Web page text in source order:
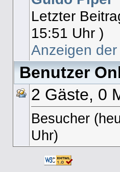
Letzter
15:51 Uhr )
Anzeigen
Benutzer
2 Gäste, 0
Besucher
Uhr)